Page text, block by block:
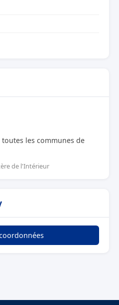
toutes les communes de
de l'Intérieur